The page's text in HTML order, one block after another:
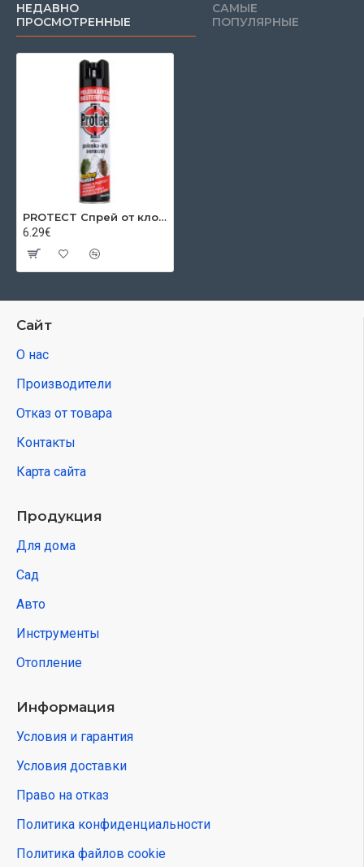
НЕДАВНО
ПРОСМОТРЕННЫЕ
САМЫЕ
ПОПУЛЯРНЫЕ
PROTECT Спрей от клопов, 400 мл
6.29€
Сайт
О нас
Производители
Отказ от товара
Контакты
Карта сайта
Продукция
Для дома
Сад
Авто
Инструменты
Отопление
Информация
Условия и гарантия
Условия доставки
Право на отказ
Политика конфиденциальности
Политика файлов cookie